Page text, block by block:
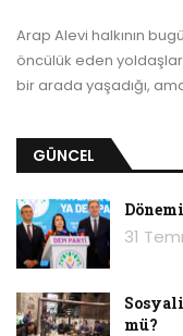
Arap Alevi halkının
öncülük eden
bir arada yaşadığı,
GÜNCEL
31
mü?